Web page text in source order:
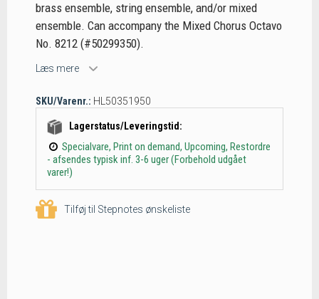
brass ensemble, string ensemble, and/or mixed
ensemble. Can accompany the Mixed Chorus Octavo
No. 8212 (#50299350).
Læs mere
SKU/Varenr.: HL50351950
Lagerstatus/Leveringstid:
Specialvare, Print on demand, Upcoming, Restordre
- afsendes typisk inf. 3-6 uger (Forbehold udgået
varer!)
Tilføj til Stepnotes ønskeliste